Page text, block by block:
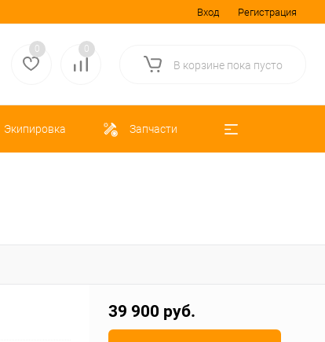
Вход Регистрация
0 0
В корзине пока пусто
Экипировка Запчасти
39 900 руб.